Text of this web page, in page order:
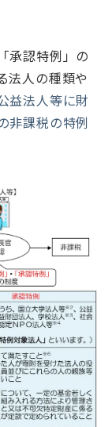
承認特例」の
法人の種類や
益法人等に財
非課税の特例